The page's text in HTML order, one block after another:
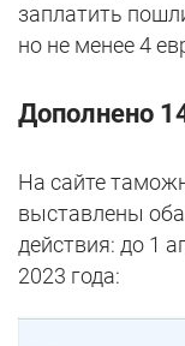
заплатить
но не менее 4
Дополнено
На сайте
выставлены
действия: до 1
2023 года: